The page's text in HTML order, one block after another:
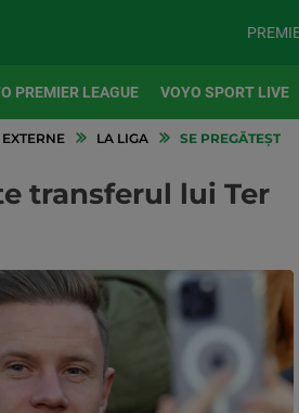
PREMIER LEAGUE VOYO SPORT LIVE
LA LIGA SE PREGĂTEȘTE
transferul lui Ter